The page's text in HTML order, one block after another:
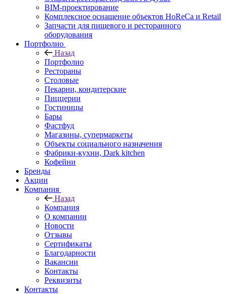
BIM-проектирование
Комплексное оснащение объектов HoReCa и Retail
Запчасти для пищевого и ресторанного
оборудования
Портфолио
Назад
Портфолио
Рестораны
Столовые
Пекарни, кондитерские
Пиццерии
Гостиницы
Бары
Фастфуд
Магазины, супермаркеты
Объекты социального назначения
Фабрики-кухни, Dark kitchen
Кофейни
Бренды
Акции
Компания
Назад
Компания
О компании
Новости
Отзывы
Сертификаты
Благодарности
Вакансии
Контакты
Реквизиты
Контакты